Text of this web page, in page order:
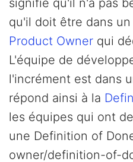
signifie qu'il n'a pas
qu'il doit être dans
Product Owner qui
L'équipe de
l'incrément est dans
répond ainsi à la
les équipes qui ont
une Definition of
owner/definition-of-